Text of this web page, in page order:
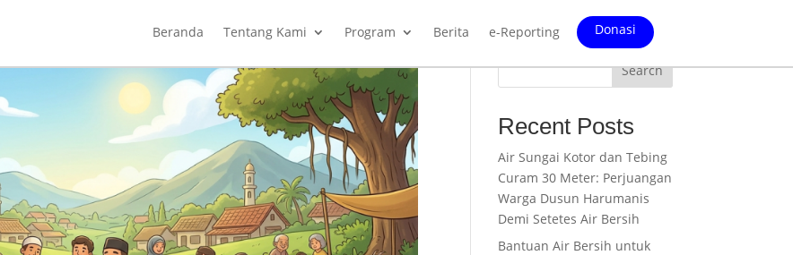
Beranda Tentang Kami Program Berita e-Reporting Donasi
Search
Recent Posts
Air Sungai Kotor dan Tebing
Curam 30 Meter: Perjuangan
Warga Dusun Harumanis
Demi Setetes Air Bersih
Bantuan Air Bersih untuk